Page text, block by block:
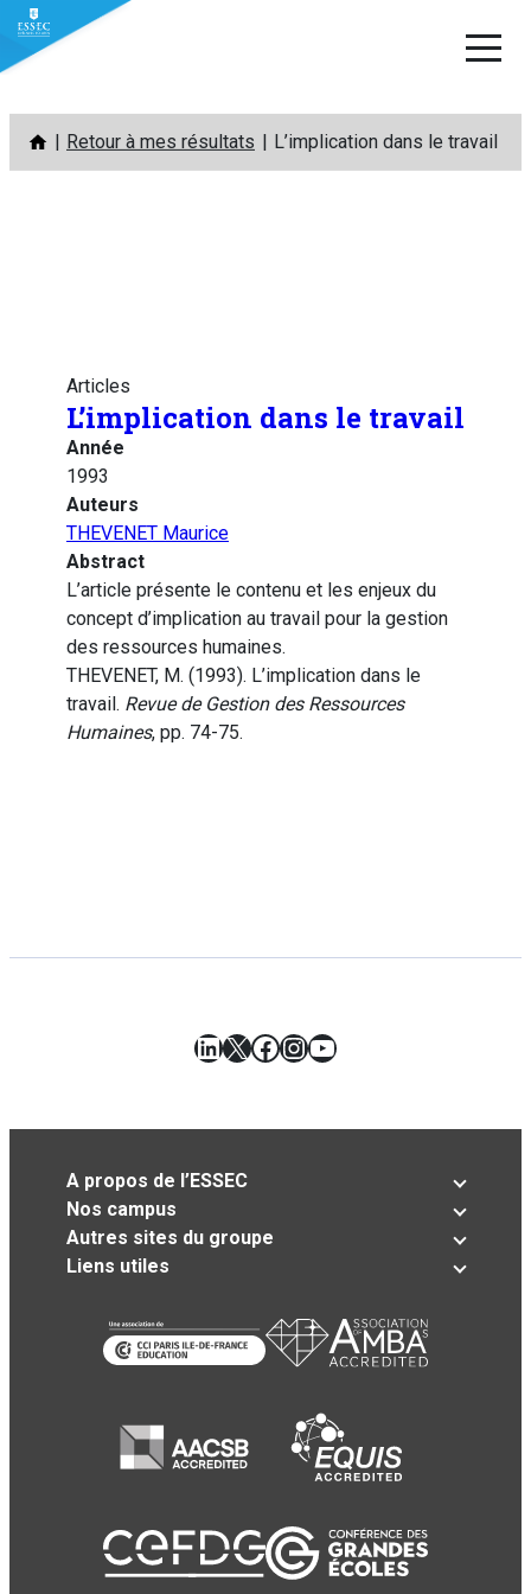
Aller
contenu
Retour à mes résultats L’implication dans le travail
Articles
L’implication dans le travail
Année
1993
Auteurs
THEVENET Maurice
Abstract
L’article présente le contenu et les enjeux du
concept d’implication au travail pour la gestion
des ressources humaines.
THEVENET, M. (1993). L’implication dans le
travail. Revue de Gestion des Ressources
Humaines, pp. 74-75.
LinkedIn
X Facebook
Instagram
YouTube
A propos de l’ESSEC
Nos campus
Autres sites du groupe
Liens utiles